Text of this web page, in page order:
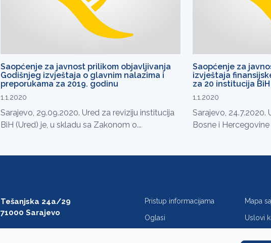
Saopćenje za javnost prilikom objavljivanja
Godišnjeg izvještaja o glavnim nalazima i
preporukama za 2019. godinu
1.1.2020
Sarajevo, 29.09.2020. Ured za reviziju institucija
BiH (Ured) je, u skladu sa Zakonom o...
Saopćenje za
izvještaja
za 20 institucija BiH
1.1.2020
Sarajevo, 24.7.2020.
Bosne i
Tešanjska 24a/29
71000 Sarajevo
Pristup informacijama Mapa
Oglasi Uslovi